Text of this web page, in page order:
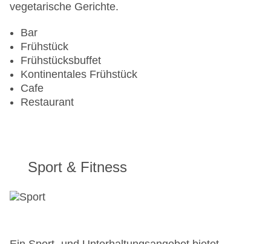
vegetarische Gerichte.
Bar
Frühstück
Frühstücksbuffet
Kontinentales Frühstück
Cafe
Restaurant
Sport & Fitness